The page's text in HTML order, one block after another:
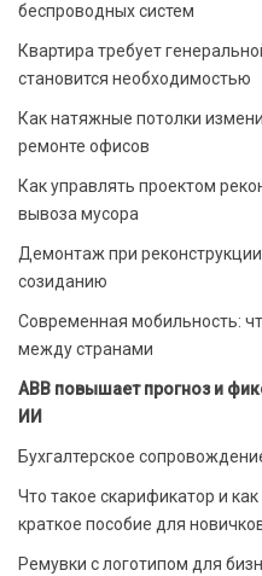
беспроводных систем
Квартира требует
становится необходимостью
Как натяжные потолки
ремонте офисов
Как управлять проектом
вывоза мусора
Демонтаж при
созиданию
Современная мобильность:
между странами
ABB повышает прогноз и
ИИ
Бухгалтерское
Что такое скарификатор и
краткое пособие для
Ремувки с логотипом для